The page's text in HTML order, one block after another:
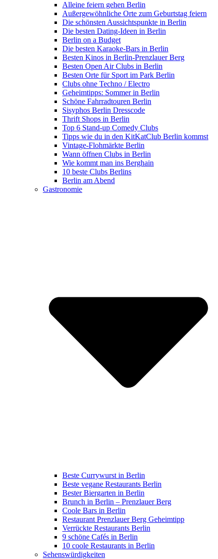
Alleine feiern gehen Berlin
Außergewöhnliche Orte zum Geburtstag feiern
Die schönsten Aussichtspunkte in Berlin
Die besten Dating-Ideen in Berlin
Berlin on a Budget
Die besten Karaoke-Bars in Berlin
Besten Kinos in Berlin-Prenzlauer Berg
Besten Open Air Clubs in Berlin
Besten Orte für Sport im Park Berlin
Clubs ohne Techno / Electro
Geheimtipps: Sommer in Berlin
Schöne Fahrradtouren Berlin
Sisyphos Berlin Dresscode
Thrift Shops in Berlin
Top 6 Stand-up Comedy Clubs
Tipps wie du in den KitKatClub Berlin kommst
Vintage-Flohmärkte Berlin
Wann öffnen Clubs in Berlin
Wie kommt man ins Berghain
10 beste Clubs Berlins
Berlin am Abend
Gastronomie
Beste Currywurst in Berlin
Beste vegane Restaurants Berlin
Bester Biergarten in Berlin
Brunch in Berlin – Prenzlauer Berg
Coole Bars in Berlin
Restaurant Prenzlauer Berg Geheimtipp
Verrückte Restaurants Berlin
9 schöne Cafés in Berlin
10 coole Restaurants in Berlin
Sehenswürdigkeiten